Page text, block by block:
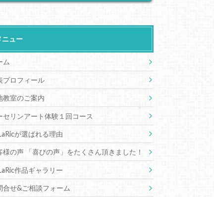
ニュー
ム
プロフィール
教室のご案内
セリンアート体験１回コース
が選ばれる理由
様の声 「喜びの声」をたくさん頂きました！
作品ギャラリー
合せ&ご相談フォーム